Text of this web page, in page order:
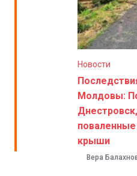
Новости
Молдовы:
крыши
Вера